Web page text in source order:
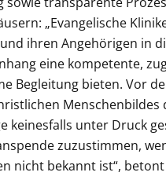
„Evangelische
ihren Angehörigen in
eine kompetente,
Begleitung bieten. Vor
Menschenbildes
keinesfalls unter Druck
zuzustimmen,
nicht bekannt ist“, betont